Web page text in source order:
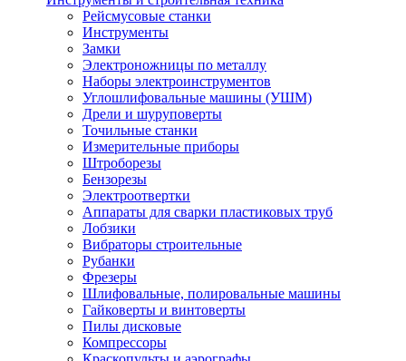
Рейсмусовые станки
Инструменты
Замки
Электроножницы по металлу
Наборы электроинструментов
Углошлифовальные машины (УШМ)
Дрели и шуруповерты
Точильные станки
Измерительные приборы
Штроборезы
Бензорезы
Электроотвертки
Аппараты для сварки пластиковых труб
Лобзики
Вибраторы строительные
Рубанки
Фрезеры
Шлифовальные, полировальные машины
Гайковерты и винтоверты
Пилы дисковые
Компрессоры